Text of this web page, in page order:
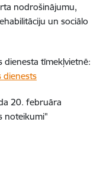
nodrošinājumu,
un sociālo
dienesta tīmekļvietnē:
dienests
20. februāra
noteikumi"